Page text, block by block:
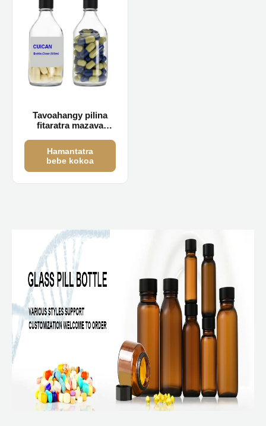
Tavoahangy pilina
fitaratra mazava
Hamantatra
bebe kokoa